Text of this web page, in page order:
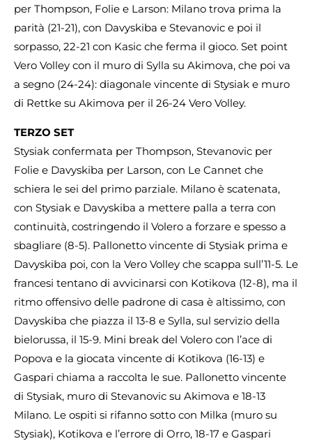
per Thompson, Folie e Larson: Milano trova prima la
parità (21-21), con Davyskiba e Stevanovic e poi il
sorpasso, 22-21 con Kasic che ferma il gioco. Set point
Vero Volley con il muro di Sylla su Akimova, che poi va
a segno (24-24): diagonale vincente di Stysiak e muro
di Rettke su Akimova per il 26-24 Vero Volley.
TERZO SET
Stysiak confermata per Thompson, Stevanovic per
Folie e Davyskiba per Larson, con Le Cannet che
schiera le sei del primo parziale. Milano è scatenata,
con Stysiak e Davyskiba a mettere palla a terra con
continuità, costringendo il Volero a forzare e spesso a
sbagliare (8-5). Pallonetto vincente di Stysiak prima e
Davyskiba poi, con la Vero Volley che scappa sull’11-5. Le
francesi tentano di avvicinarsi con Kotikova (12-8), ma il
ritmo offensivo delle padrone di casa è altissimo, con
Davyskiba che piazza il 13-8 e Sylla, sul servizio della
bielorussa, il 15-9. Mini break del Volero con l’ace di
Popova e la giocata vincente di Kotikova (16-13) e
Gaspari chiama a raccolta le sue. Pallonetto vincente
di Stysiak, muro di Stevanovic su Akimova e 18-13
Milano. Le ospiti si rifanno sotto con Milka (muro su
Stysiak), Kotikova e l’errore di Orro, 18-17 e Gaspari